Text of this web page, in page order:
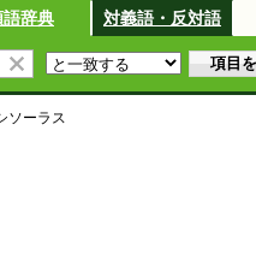
語辞典 対義語・反対語
ソーラス